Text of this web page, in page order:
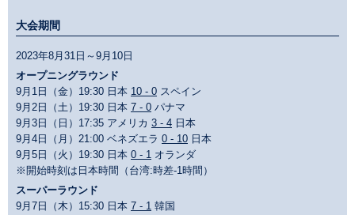
大会期間
2023年8月31日～9月10日
オープニングラウンド
9月1日（金）19:30 日本 10 - 0 スペイン
9月2日（土）19:30 日本 7 - 0 パナマ
9月3日（日）17:35 アメリカ 3 - 4 日本
9月4日（月）21:00 ベネズエラ 0 - 10 日本
9月5日（火）19:30 日本 0 - 1 オランダ
※開始時刻は日本時間（台湾:時差-1時間）
スーパーラウンド
9月7日（木）15:30 日本 7 - 1 韓国